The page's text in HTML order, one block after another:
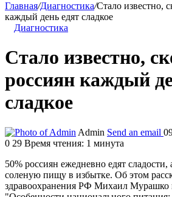
Главная/Диагностика/Стало известно,
каждый день едят сладкое
Диагностика
Стало известно,
россиян каждый
сладкое
Admin Send an email
0 29 Время чтения: 1 минута
50% россиян ежедневно едят
соленую пищу в избытке. Об этом
здравоохранения РФ Михаил